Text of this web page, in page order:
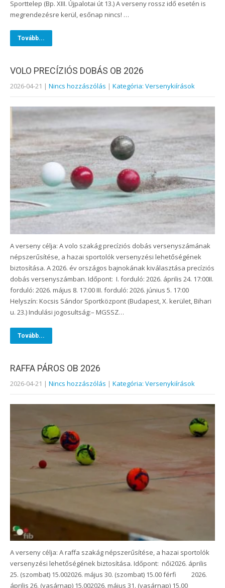
Sporttelep (Bp. XIII. Újpalotai út 13.) A verseny rossz idő esetén is
megrendezésre kerül, esőnap nincs! …
Tovább...
VOLO PRECÍZIÓS DOBÁS OB 2026
2026-04-21 | Nincs hozzászólás | Kategória: Versenykiírások
A verseny célja: A volo szakág precíziós dobás versenyszámának
népszerűsítése, a hazai sportolók versenyzési lehetőségének
biztosítása. A 2026. év országos bajnokának kiválasztása precíziós
dobás versenyszámban. Időpont: I. forduló: 2026. április 24. 17:00II.
forduló: 2026. május 8. 17:00 III. forduló: 2026. június 5. 17:00
Helyszín: Kocsis Sándor Sportközpont (Budapest, X. kerület, Bihari
u. 23.) Indulási jogosultság:– MGSSZ…
Tovább...
RAFFA PÁROS OB 2026
2026-04-21 | Nincs hozzászólás | Kategória: Versenykiírások
A verseny célja: A raffa szakág népszerűsítése, a hazai sportolók
versenyzési lehetőségének biztosítása. Időpont: női2026. április
25. (szombat) 15.002026. május 30. (szombat) 15.00 férfi 2026.
április 26. (vasárnap) 15.002026. május 31. (vasárnap) 15.00